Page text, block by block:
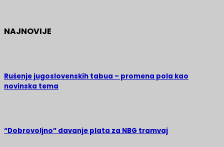
NAJNOVIJE
Rušenje jugoslovenskih tabua – promena pola kao
novinska tema
“Dobrovoljno” davanje plata za NBG tramvaj